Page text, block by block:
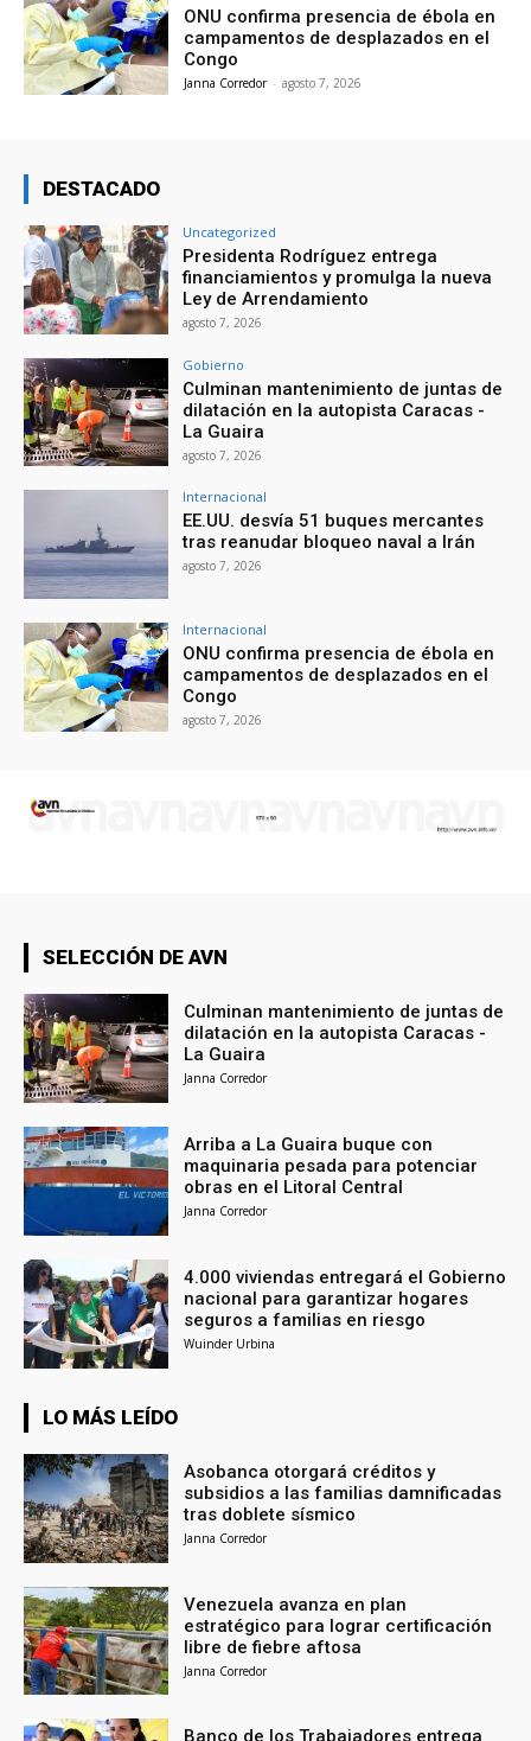
ONU confirma presencia de ébola en
campamentos de desplazados en el
Congo
Janna Corredor - agosto 7, 2026
DESTACADO
Uncategorized
Presidenta Rodríguez entrega
financiamientos y promulga la nueva
Ley de Arrendamiento
agosto 7, 2026
Gobierno
Culminan mantenimiento de juntas de
dilatación en la autopista Caracas -
La Guaira
agosto 7, 2026
Internacional
EE.UU. desvía 51 buques mercantes
tras reanudar bloqueo naval a Irán
agosto 7, 2026
Internacional
ONU confirma presencia de ébola en
campamentos de desplazados en el
Congo
agosto 7, 2026
SELECCIÓN DE AVN
Culminan mantenimiento de juntas de
dilatación en la autopista Caracas -
La Guaira
Janna Corredor
Arriba a La Guaira buque con
maquinaria pesada para potenciar
obras en el Litoral Central
Janna Corredor
4.000 viviendas entregará el Gobierno
nacional para garantizar hogares
seguros a familias en riesgo
Wuinder Urbina
LO MÁS LEÍDO
Asobanca otorgará créditos y
subsidios a las familias damnificadas
tras doblete sísmico
Janna Corredor
Venezuela avanza en plan
estratégico para lograr certificación
libre de fiebre aftosa
Janna Corredor
Banco de los Trabajadores entrega